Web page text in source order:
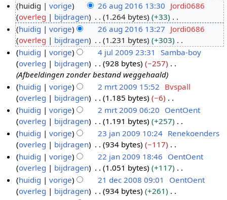
6
u
0
6
huidig vorige 26 aug 2016 13:30 Jordi0686
overleg
bijdragen 1.264 bytes
+33
G
e
e
n
b
e
w
e
r
k
i
n
g
s
s
a
huidig vorige 26 aug 2016 13:27 Jordi0686
overleg
bijdragen 1.231 bytes
+303
G
e
e
n
b
e
w
e
r
k
i
n
g
s
u
2
0
huidig vorige 4 jul 2009 23:31
Samba-boy
overleg
bijdragen 928 bytes
−257
Afbeeldingen zonder bestand weggehaald
m
0
9
huidig vorige 2 mrt 2009 15:52 Bvspall
overleg
bijdragen 1.185 bytes
−6
G
e
e
n
b
e
w
e
r
huidig vorige 2 mrt 2009 06:20 OentOent
overleg
bijdragen 1.191 bytes
+257
G
e
e
n
b
e
3
a
huidig vorige 23 jan 2009 10:24 Renekoenders
overleg
bijdragen 934 bytes
−117
G
e
e
n
2
huidig vorige 22 jan 2009 18:46 OentOent
overleg
bijdragen 1.051 bytes
+117
G
e
huidig vorige 21 dec 2008 09:01
OentOent
overleg
bijdragen 934 bytes
+261